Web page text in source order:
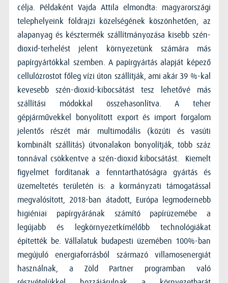
célja. Példaként Vajda Attila elmondta: magyarországi
telephelyeink földrajzi közelségének köszönhetően, az
alapanyag és késztermék szállítmányozása kisebb szén-
dioxid-terhelést jelent környezetünk számára más
papírgyártókkal szemben. A papírgyártás alapját képező
cellulózrostot főleg vízi úton szállítják, ami akár 39 %-kal
kevesebb szén-dioxid-kibocsátást tesz lehetővé más
szállítási módokkal összehasonlítva. A teher
gépjárművekkel bonyolított export és import forgalom
jelentős részét már multimodális (közúti és vasúti
kombinált szállítás) útvonalakon bonyolítják, több száz
tonnával csökkentve a szén-dioxid kibocsátást. Kiemelt
figyelmet fordítanak a fenntarthatóságra gyártás és
üzemeltetés területén is: a kormányzati támogatással
megvalósított, 2018-ban átadott, Európa legmodernebb
higiéniai papírgyárának számító papírüzemébe a
legújabb és legkörnyezetkímélőbb technológiákat
építették be. Vállalatuk budapesti üzemében 100%-ban
megújuló energiaforrásból származó villamosenergiát
használnak, a Zöld Partner programban való